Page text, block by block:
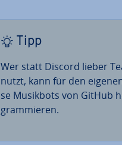
Tipp
Wer statt Discord lieber
nutzt, kann für den
se Musikbots von GitHub
gram­mie­ren.